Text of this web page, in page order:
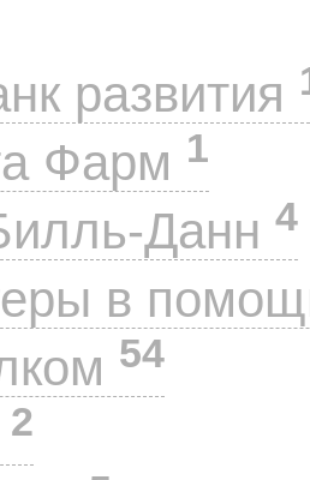
развития
Фарм 1
Данн 4
в
54
2